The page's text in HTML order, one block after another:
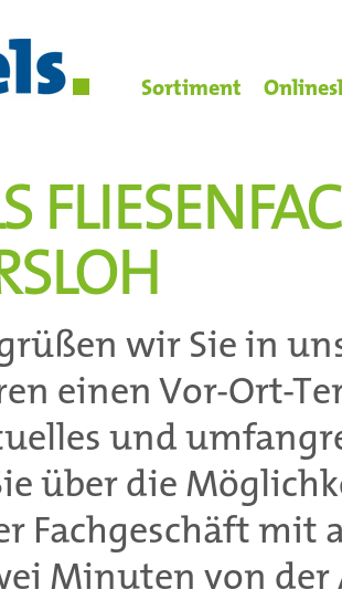
Sortiment
wir Sie in
einen Vor-Ort-
und
über die
Fachgeschäft mit
Minuten von der